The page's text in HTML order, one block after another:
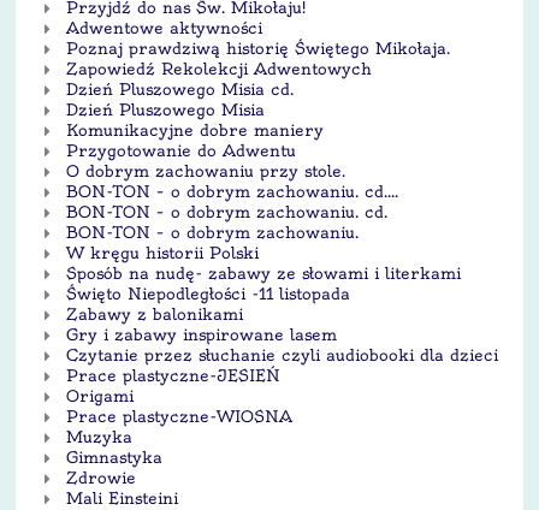
Przyjdź do nas Św. Mikołaju!
Adwentowe aktywności
Poznaj prawdziwą historię Świętego Mikołaja.
Zapowiedź Rekolekcji Adwentowych
Dzień Pluszowego Misia cd.
Dzień Pluszowego Misia
Komunikacyjne dobre maniery
Przygotowanie do Adwentu
O dobrym zachowaniu przy stole.
BON-TON – o dobrym zachowaniu. cd....
BON-TON – o dobrym zachowaniu. cd.
BON-TON – o dobrym zachowaniu.
W kręgu historii Polski
Sposób na nudę- zabawy ze słowami i literkami
Święto Niepodległości -11 listopada
Zabawy z balonikami
Gry i zabawy inspirowane lasem
Czytanie przez słuchanie czyli audiobooki dla dzieci
Prace plastyczne-JESIEŃ
Origami
Prace plastyczne-WIOSNA
Muzyka
Gimnastyka
Zdrowie
Mali Einsteini